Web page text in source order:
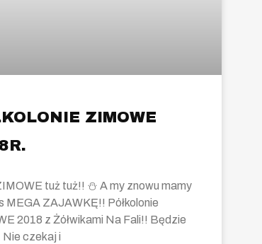
ZIMOWE
tuż tuż!! ⛄ A my znowu mamy
MEGA ZAJAWKĘ!! Półkolonie
2018 z Żółwikami Na Fali!! Będzie
Nie czekaj i